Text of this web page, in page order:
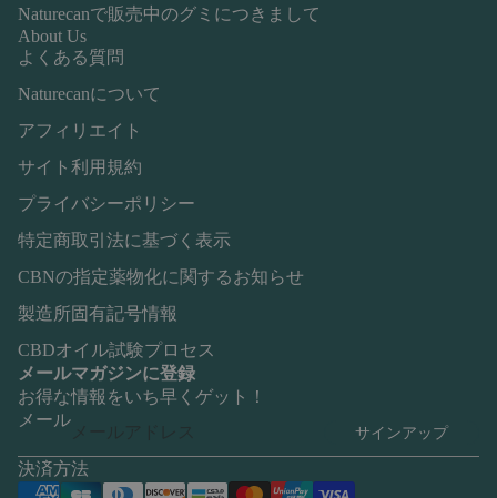
Naturecanで販売中のグミにつきまして
About Us
よくある質問
Naturecanについて
アフィリエイト
サイト利用規約
プライバシーポリシー
特定商取引法に基づく表示
CBNの指定薬物化に関するお知らせ
製造所固有記号情報
CBDオイル試験プロセス
メールマガジンに登録
お得な情報をいち早くゲット！
メール
サインアップ
決済方法